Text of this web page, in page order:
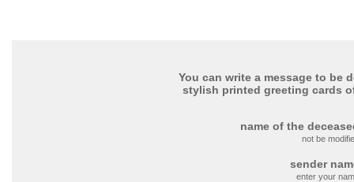
You can write a message to be
stylish printed greeting cards
name of the
not be
sender
enter your